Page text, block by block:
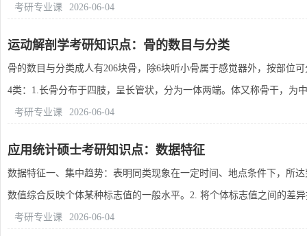
考研专业课 2026-06-04
运动解剖学考研知识点：骨的数目与分类
骨的数目与分类成人有206块骨，除6块听小骨属于感觉器外，按部位
4类：1.长骨分布于四肢，呈长管状，分为一体两端。体又称骨干，为
考研专业课 2026-06-04
应用统计硕士考研知识点：数据特征
数据特征一、集中趋势：表明同类现象在一定时间、地点条件下，所
数值综合反映个体某种标志值的一般水平。2. 将个体标志值之间的差
考研专业课 2026-06-04